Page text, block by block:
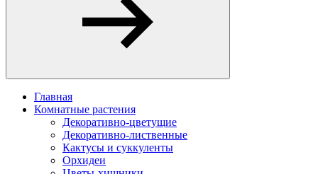
Главная
Комнатные растения
Декоративно-цветущие
Декоративно-лиственные
Кактусы и суккуленты
Орхидеи